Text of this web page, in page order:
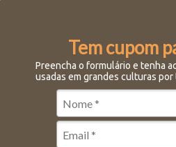
Tem cupom
Preencha o formulário e tenha
usadas em grandes culturas